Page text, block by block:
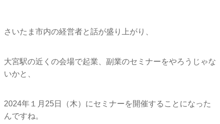
さいたま市内の経営者と話が盛り上がり、
大宮駅の近くの会場で起業、 副業のセミナーをやろうじゃな
いかと、
2024年１月25日（木） にセミナーを開催することになった
んですね。